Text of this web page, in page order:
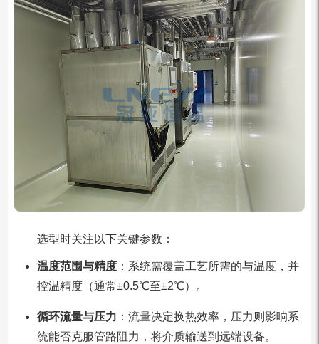
选型时关注以下关键参数：
温度范围与精度：系统需覆盖工艺所需的与温度，并
控温精度（通常±0.5℃至±2℃）。
循环流量与压力 ：流量决定换热效率，压力则影响系
统能否克服管路阻力，将介质输送到远端设备。